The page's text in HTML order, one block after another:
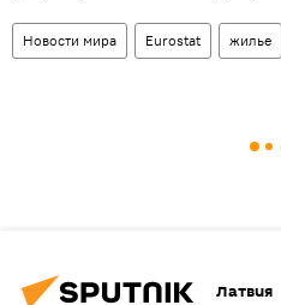
Новости мира Eurostat жилье
Латвия